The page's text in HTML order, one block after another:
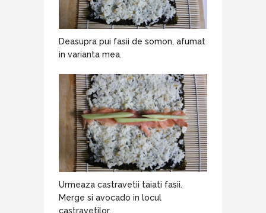
Deasupra pui fasii de somon, afumat
in varianta mea.
Urmeaza castravetii taiati fasii.
Merge si avocado in locul
castravetilor.